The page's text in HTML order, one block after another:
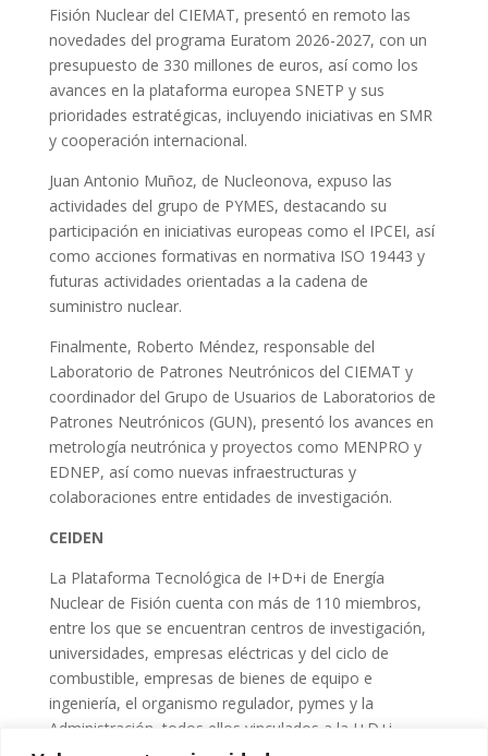
Fisión Nuclear del CIEMAT, presentó en remoto las
novedades del programa Euratom 2026-2027, con un
presupuesto de 330 millones de euros, así como los
avances en la plataforma europea SNETP y sus
prioridades estratégicas, incluyendo iniciativas en SMR
y cooperación internacional.
Juan Antonio Muñoz, de Nucleonova, expuso las
actividades del grupo de PYMES, destacando su
participación en iniciativas europeas como el IPCEI, así
como acciones formativas en normativa ISO 19443 y
futuras actividades orientadas a la cadena de
suministro nuclear.
Finalmente, Roberto Méndez, responsable del
Laboratorio de Patrones Neutrónicos del CIEMAT y
coordinador del Grupo de Usuarios de Laboratorios de
Patrones Neutrónicos (GUN), presentó los avances en
metrología neutrónica y proyectos como MENPRO y
EDNEP, así como nuevas infraestructuras y
colaboraciones entre entidades de investigación.
CEIDEN
La Plataforma Tecnológica de I+D+i de Energía
Nuclear de Fisión cuenta con más de 110 miembros,
entre los que se encuentran centros de investigación,
universidades, empresas eléctricas y del ciclo de
combustible, empresas de bienes de equipo e
ingeniería, el organismo regulador, pymes y la
Administración, todos ellos vinculados a la I+D+i